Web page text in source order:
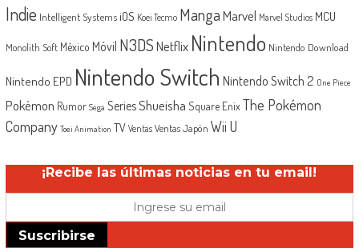
Indie Intelligent Systems iOS Koei Tecmo MangaMarvel Marvel Studios MCU
Monolith Soft México Móvil N3DSNetflix Nintendo Nintendo Download
Nintendo EPD Nintendo Switch Nintendo Switch 2 One Piece
Pokémon Rumor Sega SeriesShueisha Square EnixThe Pokémon
Company Toei Animation TV Ventas Ventas Japón Wii U
¡Recibe las últimas noticias en tu email!
Suscribirse